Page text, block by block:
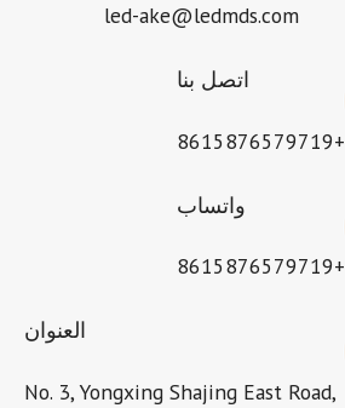
led-ake@ledmds.com
اتصل بنا
+8615876579719
واتساب
+8615876579719
العنوان
No. 3, Yongxing Shajing East Road,